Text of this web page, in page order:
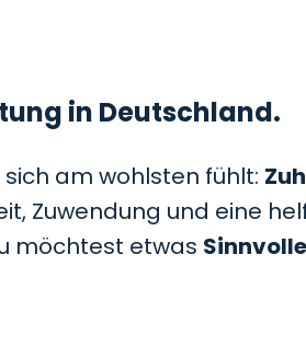
in Deutschland.
am wohlsten fühlt:
Zuwendung und eine
möchtest etwas